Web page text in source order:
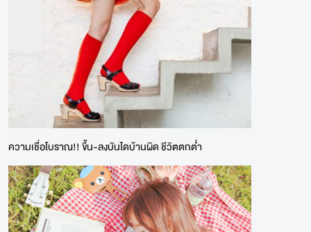
ความเชื่อโบราณ!! ขึ้น-ลงบันไดบ้านผิด ชีวิตตกต่ำ